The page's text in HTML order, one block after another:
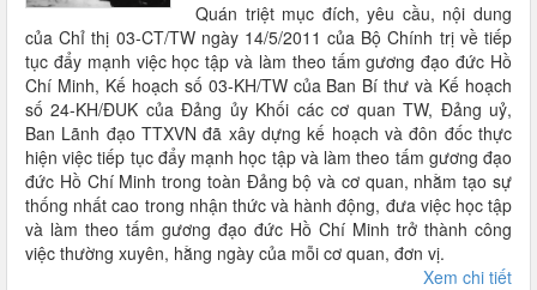
Quán triệt mục đích, yêu cầu, nội dung
của Chỉ thị 03-CT/TW ngày 14/5/2011 của Bộ Chính trị về tiếp
tục đẩy mạnh việc học tập và làm theo tấm gương đạo đức Hồ
Chí Minh, Kế hoạch số 03-KH/TW của Ban Bí thư và Kế hoạch
số 24-KH/ĐUK của Đảng ủy Khối các cơ quan TW, Đảng uỷ,
Ban Lãnh đạo TTXVN đã xây dựng kế hoạch và đôn đốc thực
hiện việc tiếp tục đẩy mạnh học tập và làm theo tấm gương đạo
đức Hồ Chí Minh trong toàn Đảng bộ và cơ quan, nhằm tạo sự
thống nhất cao trong nhận thức và hành động, đưa việc học tập
và làm theo tấm gương đạo đức Hồ Chí Minh trở thành công
việc thường xuyên, hằng ngày của mỗi cơ quan, đơn vị.
Xem chi tiết